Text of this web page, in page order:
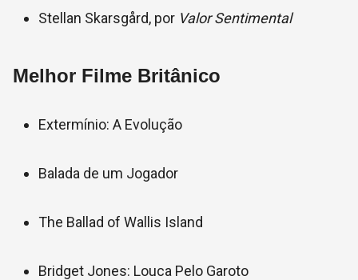
Stellan Skarsgård, por Valor Sentimental
Melhor Filme Britânico
Extermínio: A Evolução
Balada de um Jogador
The Ballad of Wallis Island
Bridget Jones: Louca Pelo Garoto